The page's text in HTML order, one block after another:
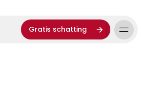
Gratis schatting